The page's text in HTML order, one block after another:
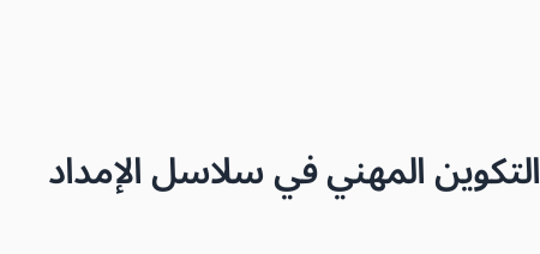
التكوين المهني في سلاسل الإمداد